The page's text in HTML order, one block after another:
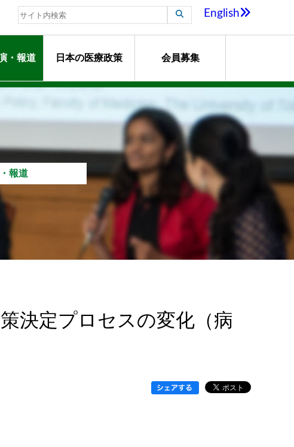
English
・報道 日本の医療政策 会員募集
報道
決定プロセスの変化（病